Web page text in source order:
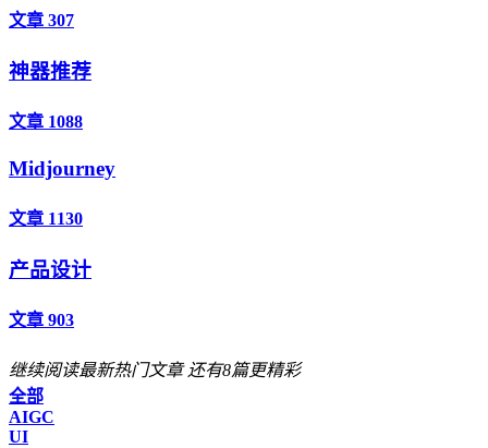
文章 307
神器推荐
文章 1088
Midjourney
文章 1130
产品设计
文章 903
继续阅读最新热门文章 还有8篇更精彩
全部
AIGC
UI